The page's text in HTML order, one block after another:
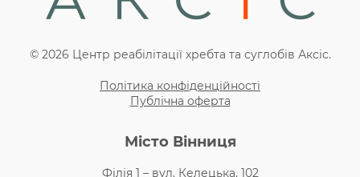
© 2026 Центр реабілітації хребта та суглобів Аксіс.
Політика конфіденційності
Публічна оферта
Місто Вінниця
Філія 1 – вул. Келецька, 102